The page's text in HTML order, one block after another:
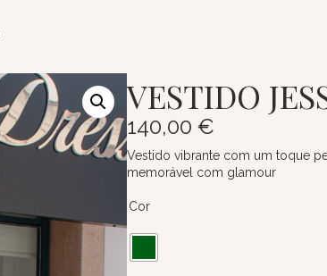
VESTIDO
140,00 €
Vestido vibrante com um toque
memorável com glamour
Cor